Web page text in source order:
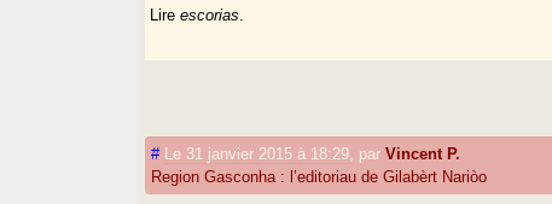
Lireescorias
# Le 31 janvier 2015 à 18:29 parVincent P.
Region Gasconha : l’editoriau de Gilabèrt Nariòo